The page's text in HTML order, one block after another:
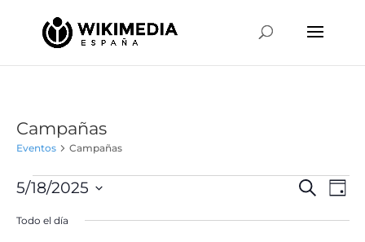
Campañas
Eventos Campañas
Eventos
mayo
Buscar
de
Día
5/18/2025
la
Todo el día